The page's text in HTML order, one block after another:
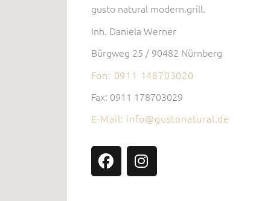
gusto natural modern.grill.
Inh. Daniela Werner
Bürgweg 25 / 90482 Nürnberg
Fon: 0911 148703020
Fax: 0911 178703029
E-Mail: info@gustonatural.de